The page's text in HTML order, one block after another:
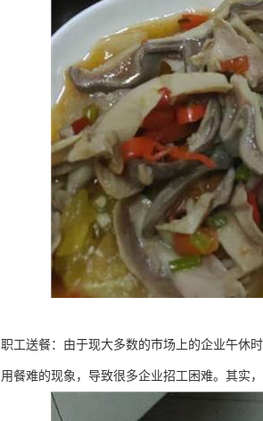
职工送餐：由于现大多数的市场上的企业午休
用餐难的现象，导致很多企业招工困难。其实